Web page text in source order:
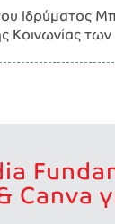
Ιδρύματος
Kοινωνίας
Canva